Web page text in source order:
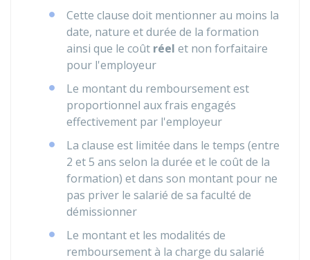
Cette clause doit mentionner au moins la
date, nature et durée de la formation
ainsi que le coût réel et non forfaitaire
pour l'employeur
Le montant du remboursement est
proportionnel aux frais engagés
effectivement par l'employeur
La clause est limitée dans le temps (entre
2 et 5 ans selon la durée et le coût de la
formation) et dans son montant pour ne
pas priver le salarié de sa faculté de
démissionner
Le montant et les modalités de
remboursement à la charge du salarié